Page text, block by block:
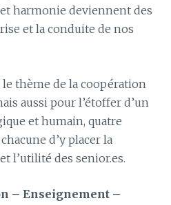
harmonie deviennent des
et la conduite de nos
le thème de la coopération
aussi pour l’étoffer d’un
et humain, quatre
d’y placer la
l’utilité des senior.es.
– Enseignement –